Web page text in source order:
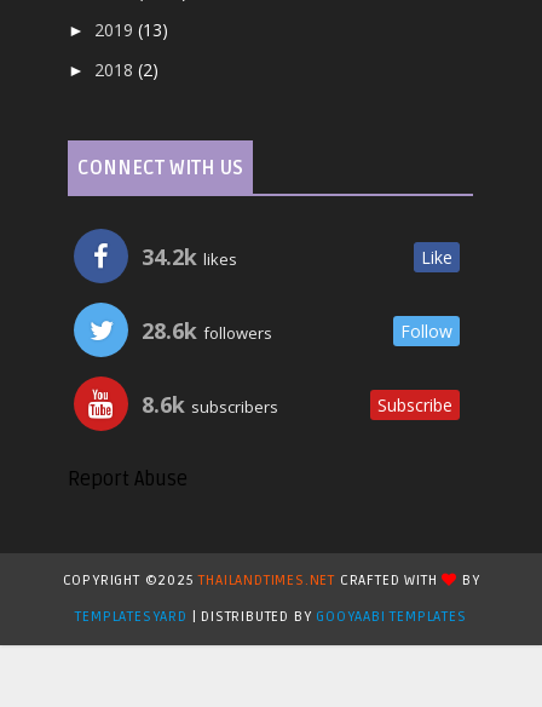
► 2019(13)
► 2018(2)
CONNECT WITH US
34.2k likes Like
28.6k followers Follow
8.6k subscribers Subscribe
Report Abuse
COPYRIGHT ©2025THAILANDTIMES.NETCRAFTED WITH
BY
TEMPLATESYARD
| DISTRIBUTED BY GOOYAABI TEMPLATES